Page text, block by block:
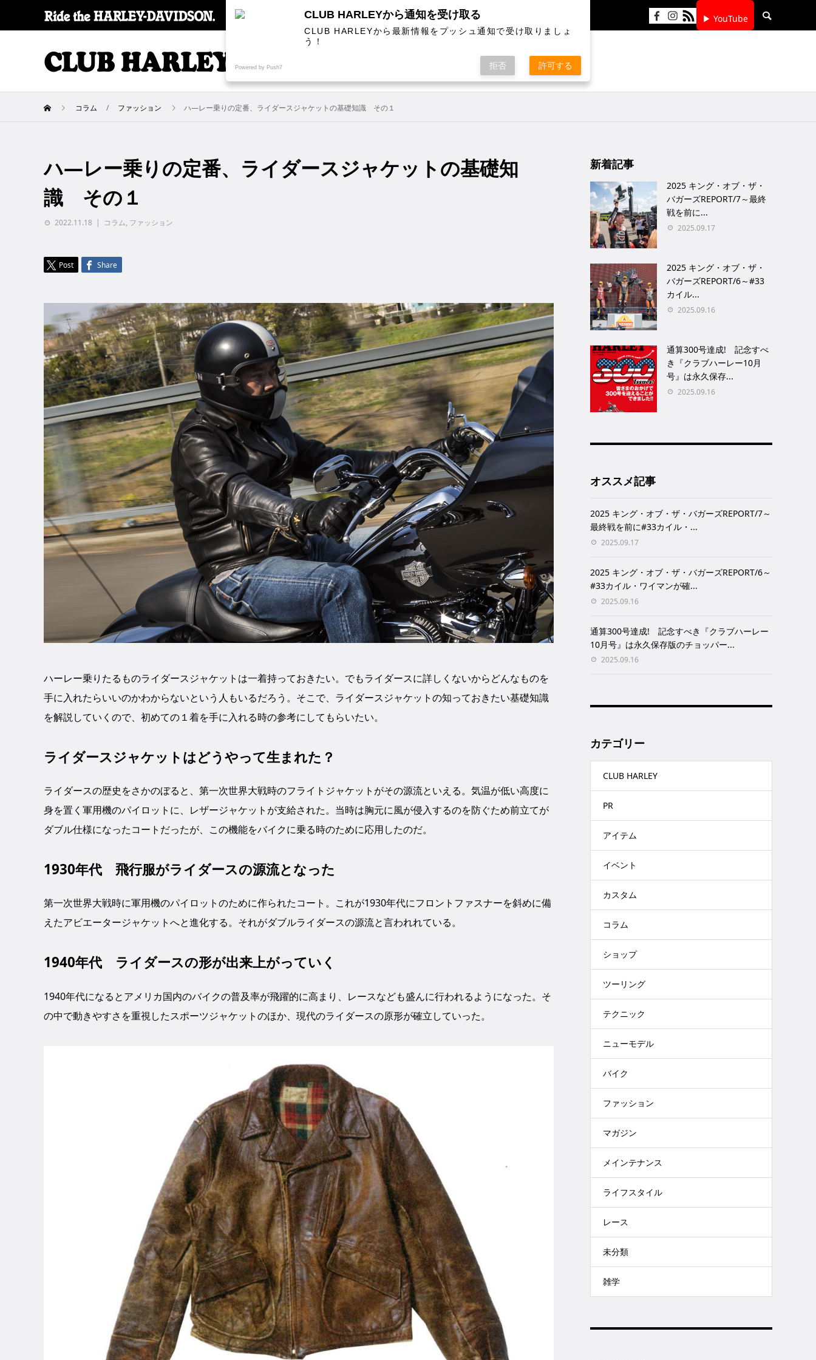
▶ YouTube
SPECIALCOLUMN
コラム ファッション ハ―レー乗りの定番、ライダースジャケットの基礎知識 その１
ハ―レー乗りの定番、ライダースジャケットの基礎知
識 その１
2022.11.18 コラム, ファッション
Post Share
ハーレー乗りたるものライダースジャケットは一着持っておきたい。でもライダースに詳しくないからどんなものを
手に入れたらいいのかわからないという人もいるだろう。そこで、ライダースジャケットの知っておきたい基礎知識
を解説していくので、初めての１着を手に入れる時の参考にしてもらいたい。
ライダースジャケットはどうやって生まれた？
ライダースの歴史をさかのぼると、第一次世界大戦時のフライトジャケットがその源流といえる。気温が低い高度に
身を置く軍用機のパイロットに、レザージャケットが支給された。当時は胸元に風が侵入するのを防ぐため前立てが
ダブル仕様になったコートだったが、この機能をバイクに乗る時のために応用したのだ。
1930年代 飛行服がライダースの源流となった
第一次世界大戦時に軍用機のパイロットのために作られたコート。これが1930年代にフロントファスナーを斜めに備
えたアビエータージャケットへと進化する。それがダブルライダースの源流と言われれている。
1940年代 ライダースの形が出来上がっていく
1940年代になるとアメリカ国内のバイクの普及率が飛躍的に高まり、レースなども盛んに行われるようになった。そ
の中で動きやすさを重視したスポーツジャケットのほか、現代のライダースの原形が確立していった。
新着記事
2025 キング・オブ・ザ・
バガーズREPORT/7～最終
戦を前に...
2025.09.17
2025 キング・オブ・ザ・
バガーズREPORT/6～#33
カイル...
2025.09.16
通算300号達成! 記念すべ
き『クラブハーレー10月
号』は永久保存...
2025.09.16
オススメ記事
2025 キング・オブ・ザ・バガーズREPORT/7～
最終戦を前に#33カイル・...
2025.09.17
2025 キング・オブ・ザ・バガーズREPORT/6～
#33カイル・ワイマンが確...
2025.09.16
通算300号達成! 記念すべき『クラブハーレー
10月号』は永久保存版のチョッパー...
2025.09.16
カテゴリー
CLUB HARLEY
PR
アイテム
イベント
カスタム
コラム
ショップ
ツーリング
テクニック
ニューモデル
バイク
ファッション
マガジン
メインテナンス
ライフスタイル
レース
未分類
雑学
CLUB HARLEYから通知を受け取る
CLUB HARLEYから最新情報をプッシュ通知で受け取りましょ
う！
Powered by Push7 拒否 許可する